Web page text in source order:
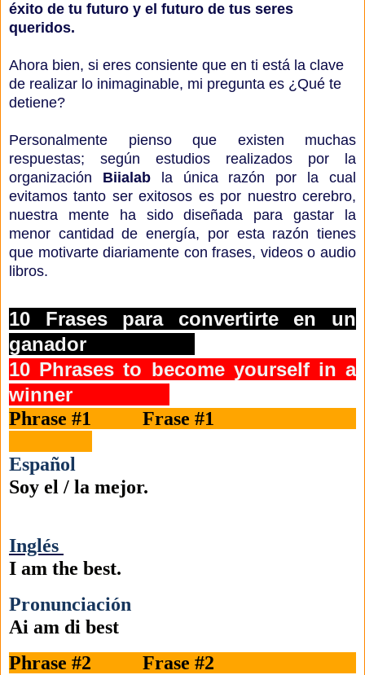
éxito de tu futuro y el futuro de tus seres
queridos.
Ahora bien, si eres consiente que en ti está la clave
de realizar lo inimaginable, mi pregunta es ¿Qué te
detiene?
Personalmente pienso que existen muchas
respuestas; según estudios realizados por la
organización Biialabla única razón por la cual
evitamos tanto ser exitosos es por nuestro cerebro,
nuestra mente ha sido diseñada para gastar la
menor cantidad de energía, por esta razón tienes
que motivarte diariamente con frases, videos o audio
libros.
10
Frases para convertirte en un
ganador
10 Phrases to become yourself in a
winner
Phrase #1 Frase #1
Español
Soy el / la mejor.
Inglés
I am the best.
Pronunciación
Ai am di best
Phrase #2 Frase #2